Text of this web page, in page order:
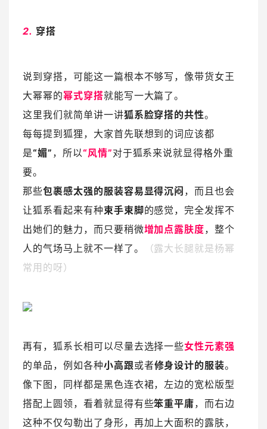
2. 穿搭
说到穿搭，可能这一篇根本不够写，像带货女王
大幂幂的幂式穿搭就能写一大篇了。
这里我们就简单讲一讲狐系脸穿搭的共性。
每每提到狐狸，大家首先联想到的词应该都
是“媚” ，所以“风情”对于狐系来说就显得格外重
要。
那些包裹感太强的服装容易显得沉闷 ，而且也会
让狐系看起来有种束手束脚的感觉，完全发挥不
出她们的魅力，而只要稍微增加点露肤度，整个
人的气场马上就不一样了。
（露大长腿就是杨幂
常用的呀）
再有，狐系长相可以尽量去选择一些女性元素强
的单品，例如各种小高跟或者修身设计的服装。
像下图，同样都是黑色连衣裙，左边的宽松版型
搭配上圆领，看着就显得有些笨重平庸，而右边
这种不仅勾勒出了身形，再加上大面积的露肤，